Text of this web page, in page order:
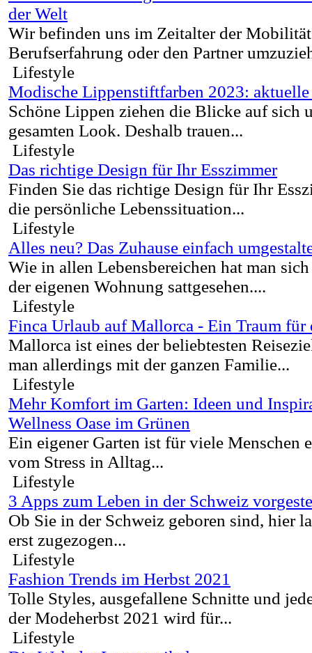
der Welt
Wir befinden uns im Zeitalter der
Berufserfahrung oder den Partner
Lifestyle
Modische Lippenstiftfarben 2023: aktuelle
Schöne Lippen ziehen die Blicke auf sich
gesamten Look. Deshalb trauen...
Lifestyle
Das richtige Design für Ihr Esszimmer
Finden Sie das richtige Design für Ihr
die persönliche Lebenssituation...
Lifestyle
Alles neu? Das Zuhause einfach
Wie in allen Lebensbereichen hat man
der eigenen Wohnung sattgesehen....
Lifestyle
Finca Urlaub auf Mallorca - Ein Traum für
Mallorca ist eines der beliebtesten
man allerdings mit der ganzen Familie...
Lifestyle
Mehr Komfort im Garten: Ideen und
Wellness Oase im Grünen
Ein eigener Garten ist für viele Menschen
vom Stress in Alltag...
Lifestyle
3 Apps zum Leben in der Schweiz
Ob Sie in der Schweiz geboren sind, hier
erst zugezogen...
Lifestyle
Fashion Trends im Herbst 2021
Tolle Styles, ausgefallene Schnitte und
der Modeherbst 2021 wird für...
Lifestyle